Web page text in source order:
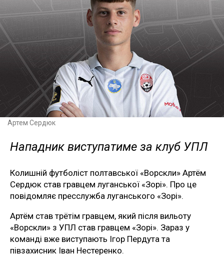
Артем Сердюк
Нападник виступатиме за клуб УПЛ
Колишній футболіст полтавської «Ворскли» Артём
Сердюк став гравцем луганської «Зорі». Про це
повідомляє пресслужба луганського «Зорі».
Артём став трётім гравцем, який після вильоту
«Ворскли» з УПЛ став гравцем «Зорі». Зараз у
команді вже виступають Ігор Пердута та
півзахисник Іван Нестеренко.